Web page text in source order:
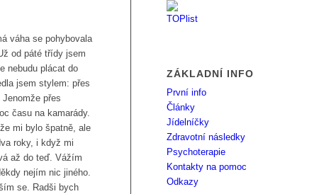
váha se pohybovala
od páté třídy jsem
nebudu plácat do
jsem stylem: přes
přes
času na kamarády.
mi bylo špatně, ale
roky, i když mi
až do teď. Vážím
nejím nic jiného.
se. Radši bych
ZÁKLADNÍ INFO
První info
Články
Jídelníčky
Zdravotní následky
Psychoterapie
Kontakty na pomoc
Odkazy